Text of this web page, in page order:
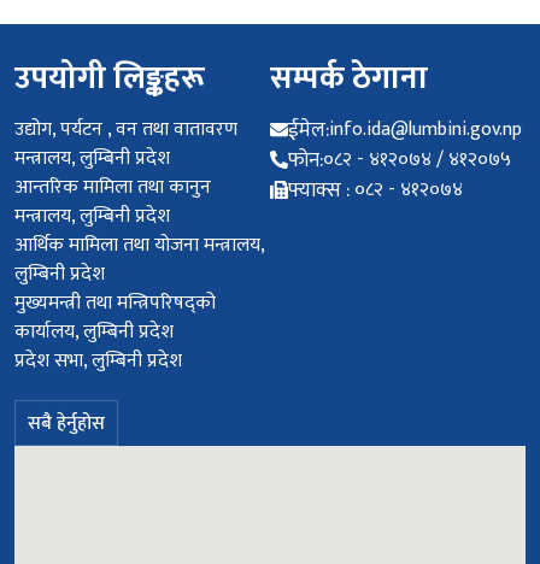
उपयोगी लिङ्कहरू
उद्योग, पर्यटन , वन तथा वातावरण
मन्त्रालय, लुम्बिनी प्रदेश
आन्तरिक मामिला तथा कानुन
मन्त्रालय, लुम्बिनी प्रदेश
आर्थिक मामिला तथा योजना मन्त्रालय,
लुम्बिनी प्रदेश
मुख्यमन्त्री तथा मन्त्रिपरिषद्को
कार्यालय, लुम्बिनी प्रदेश
प्रदेश सभा, लुम्बिनी प्रदेश
सबै हेर्नुहोस
सम्पर्क ठेगाना
ईमेल:info.ida@lumbini.gov.np
फोन:०८२ - ४१२०७४ / ४१२०७५
फ्याक्स :०८२ - ४१२०७४